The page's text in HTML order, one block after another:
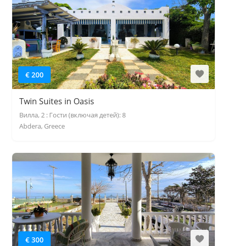
€ 200
Twin Suites in Oasis
Вилла, 2 : Гости (включая детей): 8
Abdera, Greece
€ 300